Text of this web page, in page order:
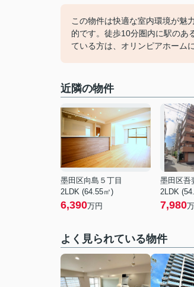
この物件は快適な室内環境が魅
的です。徒歩10分圏内に駅のあ
ている方は、オリンピアホーム
近隣の物件
墨田区向島５丁目
2LDK (64.55㎡)
6,390万円
墨田区吾
2LDK
7,980
よく見られている物件